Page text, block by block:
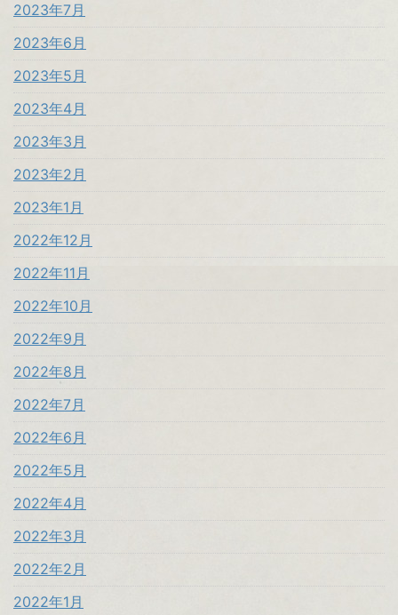
2023年7月
2023年6月
2023年5月
2023年4月
2023年3月
2023年2月
2023年1月
2022年12月
2022年11月
2022年10月
2022年9月
2022年8月
2022年7月
2022年6月
2022年5月
2022年4月
2022年3月
2022年2月
2022年1月